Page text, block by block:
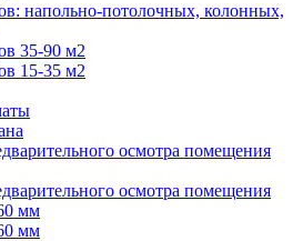
напольно-потолочных, колонных,
35-90 м2
15-35 м2
осмотра помещения
осмотра помещения
мм
мм